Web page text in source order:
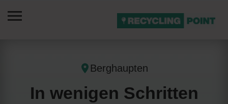
Berghaupten
In wenigen Schritten